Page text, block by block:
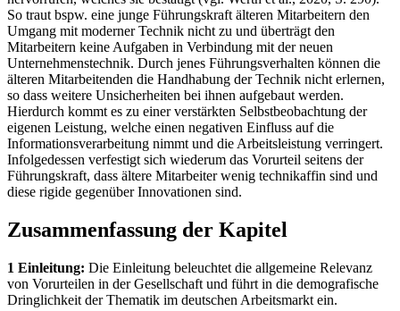
So traut bspw. eine junge Führungskraft älteren Mitarbeitern den
Umgang mit moderner Technik nicht zu und überträgt den
Mitarbeitern keine Aufgaben in Verbindung mit der neuen
Unternehmenstechnik. Durch jenes Führungsverhalten können die
älteren Mitarbeitenden die Handhabung der Technik nicht erlernen,
so dass weitere Unsicherheiten bei ihnen aufgebaut werden.
Hierdurch kommt es zu einer verstärkten Selbstbeobachtung der
eigenen Leistung, welche einen negativen Einfluss auf die
Informationsverarbeitung nimmt und die Arbeitsleistung verringert.
Infolgedessen verfestigt sich wiederum das Vorurteil seitens der
Führungskraft, dass ältere Mitarbeiter wenig technikaffin sind und
diese rigide gegenüber Innovationen sind.
Zusammenfassung der Kapitel
1 Einleitung: Die Einleitung beleuchtet die allgemeine Relevanz
von Vorurteilen in der Gesellschaft und führt in die demografische
Dringlichkeit der Thematik im deutschen Arbeitsmarkt ein.